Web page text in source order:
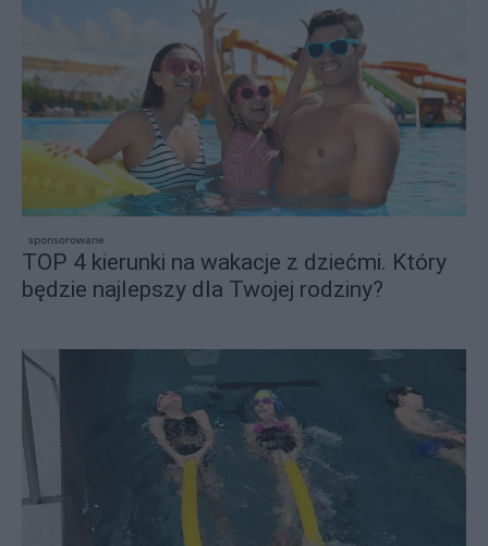
sponsorowane
TOP 4 kierunki na wakacje z dziećmi. Który
będzie najlepszy dla Twojej rodziny?